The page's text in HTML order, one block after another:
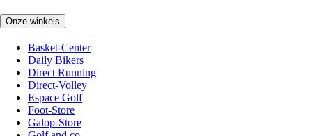
Onze winkels
Basket-Center
Daily Bikers
Direct Running
Direct-Volley
Espace Golf
Foot-Store
Galop-Store